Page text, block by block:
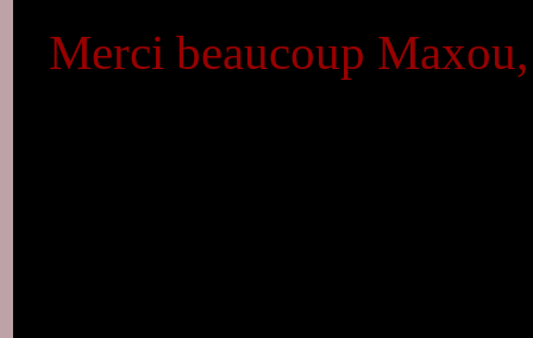
Merci beaucoup